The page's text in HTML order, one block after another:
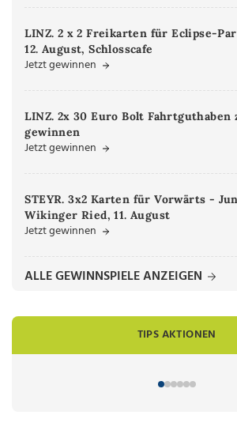
LINZ. 2 x 2 Freikarten für Eclipse-
12. August, Schlosscafe
Jetzt gewinnen
LINZ. 2x 30 Euro Bolt Fahrtguthaben
gewinnen
Jetzt gewinnen
STEYR. 3x2 Karten für Vorwärts -
Wikinger Ried, 11. August
Jetzt gewinnen
ALLE GEWINNSPIELE ANZEIGEN
TIPS AKTIONEN